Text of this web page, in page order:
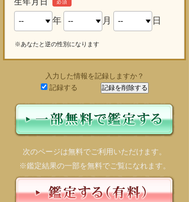
生年月日 必須
年 月 日
※あなたと逆の性別になります
入力した情報を記録しますか？
記録する
次のページは無料でご利用いただけます。
※鑑定結果の一部を無料でご覧になれます。